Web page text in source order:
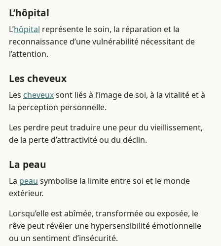
L’hôpital
L’hôpital représente le soin, la réparation et la
reconnaissance d’une vulnérabilité nécessitant de
l’attention.
Les cheveux
Les cheveuxsont liés à l’image de soi, à la vitalité et à
la perception personnelle.
Les perdre peut traduire une peur du vieillissement,
de la perte d’attractivité ou du déclin.
La peau
La peau symbolise la limite entre soi et le monde
extérieur.
Lorsqu’elle est abîmée, transformée ou exposée, le
rêve peut révéler une hypersensibilité émotionnelle
ou un sentiment d’insécurité.